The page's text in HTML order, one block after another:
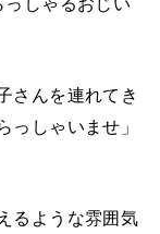
さんを連れてき
っしゃいませ」
るような雰囲気